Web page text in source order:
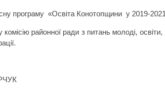
програму «Освіта Конотопщини у 2019-
районної ради з питань молоді,